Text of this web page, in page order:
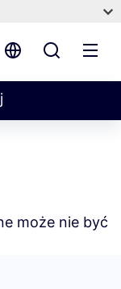
może nie być